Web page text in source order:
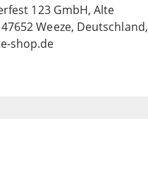
123 GmbH, Alte
Weeze, Deutschland,
shop.de